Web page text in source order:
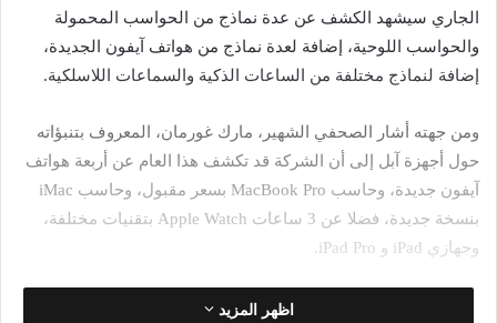
الجاري سيشهد الكشف عن عدة نماذج من الحواسب المحمولة
والحواسب اللوحية، إضافة لعدة نماذج من هواتف آيفون الجديدة،
إضافة لنماذج مختلفة من الساعات الذكية والسماعات اللاسلكية.
ومن جهته أشار الصحفي الشهير، مارك غورمان، المعروف بتنبؤاته
حول أجهزة آبل إلى أن الشركة قد تكشف هذا العام عن أربعة هواتف
آيفون جديدة، وحاسب MacBook Pro بسعر مقبول، وحاسب iMac
بنسخة جديدة، فضلا عن 3 ساعات Apple Watch بتقنيات مختلفة،
وجهازي iPad و iPad Pro.
اظهر المزيد